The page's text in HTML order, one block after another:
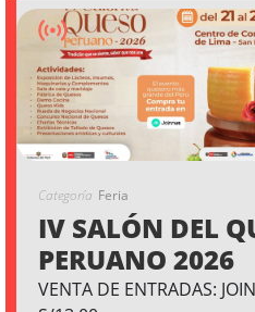
Categoría Feria
IV SALÓN DEL
PERUANO 2026
VENTA DE ENTRADAS: